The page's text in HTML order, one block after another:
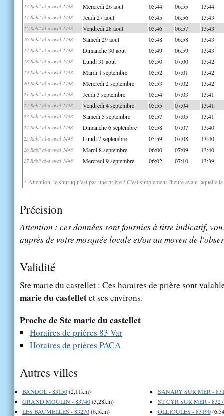
13 Rabi' al-awwal 1448 Mercredi 26 août 05:44 06:55 13:44
14 Rabi' al-awwal 1448 Jeudi 27 août 05:45 06:56 13:43
15 Rabi' al-awwal 1448 Vendredi 28 août 05:46 06:57 13:43
16 Rabi' al-awwal 1448 Samedi 29 août 05:48 06:58 13:43
17 Rabi' al-awwal 1448 Dimanche 30 août 05:49 06:59 13:43
18 Rabi' al-awwal 1448 Lundi 31 août 05:50 07:00 13:42
19 Rabi' al-awwal 1448 Mardi 1 septembre 05:52 07:01 13:42
20 Rabi' al-awwal 1448 Mercredi 2 septembre 05:53 07:02 13:42
21 Rabi' al-awwal 1448 Jeudi 3 septembre 05:54 07:03 13:41
22 Rabi' al-awwal 1448 Vendredi 4 septembre 05:55 07:04 13:41
23 Rabi' al-awwal 1448 Samedi 5 septembre 05:57 07:05 13:41
24 Rabi' al-awwal 1448 Dimanche 6 septembre 05:58 07:07 13:40
25 Rabi' al-awwal 1448 Lundi 7 septembre 05:59 07:08 13:40
26 Rabi' al-awwal 1448 Mardi 8 septembre 06:00 07:09 13:40
27 Rabi' al-awwal 1448 Mercredi 9 septembre 06:02 07:10 13:39
* Attention, le shuruq n'est pas une prière ! C'est simplement l'heure avant laquelle
Précision
Attention : ces données sont fournies à titre indicatif,
auprès de votre mosquée locale et/ou au moyen de
Validité
Ste marie du castellet : Ces horaires de prière sont
marie du castelletet ses environs.
Proche de Ste marie du castellet
Horaires de prières 83 Var
Horaires de prières PACA
Autres villes
BANDOL - 83150(2,11km)
GRAND MOULIN - 83740(3,28km)
LES BAUMELLES - 83270(6,5km)
SANARY SUR MER -
ST CYR SUR MER -
OLLIOULES - 83190